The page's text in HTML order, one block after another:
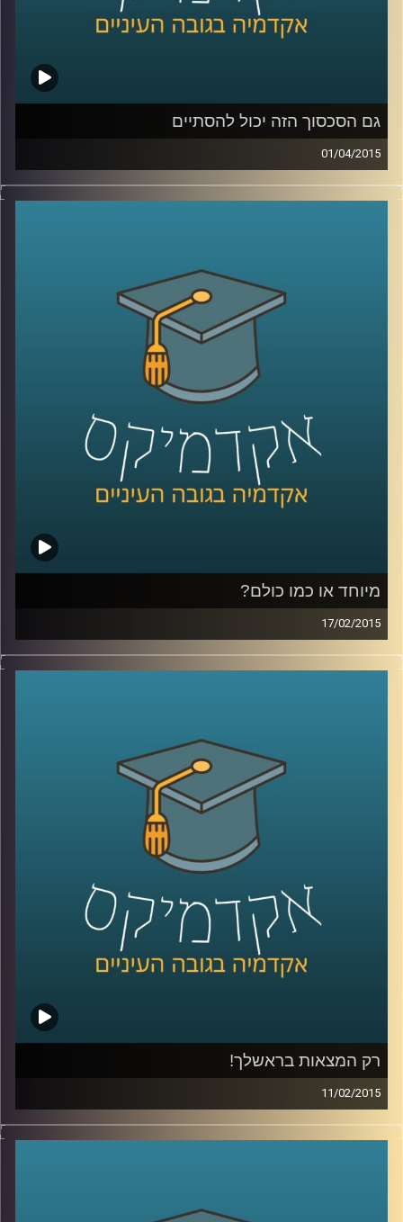
מדוע הפכה הקלילות כה פופולארית, אולי כדאי
שנהיה קצת כבדים?
גם הסכסוך הזה יכול להסתיים
01/04/2015
דיקן ביה"ס לפסיכולוגיה, פרופסור עירן הלפרין,
המסוכסכת הקיימת הגדיר רגשות שחווים
הצדדים לסכסוך ובחן מה קורה כשמגבירים חלק
מהרגשות ומנמיכים את תדירותם של אחרים.
ההגדרות עוזרות להבין מה מניע אותנו, לאיזה
כיוון ומה ניתן ללמד אותנו. מאמינים שאנשים
מסוגלים להשתנות? ענו לעצמכם על השאלה
כהכנה לתכנית.
AudioVersity
מיוחד או כמו כולם?
17/02/2015
דוקטור ירון תימור, סגן דיקן ביה"ס למנהל
תלויה בשאלה מה עושים איתו האחרים. מה
לגבי תגובת הצרכנים לשינויים טכנולוגיים? אולי
אנחנו רק חושבים שאנחנו מתקדמים. שיחת
שיווק שזורה באישיותו הפעלתנית והאופטימית
קרדיט תמונות: AudioVersity
רק המצאות בראשלך!
11/02/2015
דוקטור נעם למלשטרייך לטר, דיקן ומייסד
כבר במהלך לימודי הדוקטורט פרסם מאמרים